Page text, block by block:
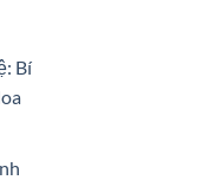
Bí